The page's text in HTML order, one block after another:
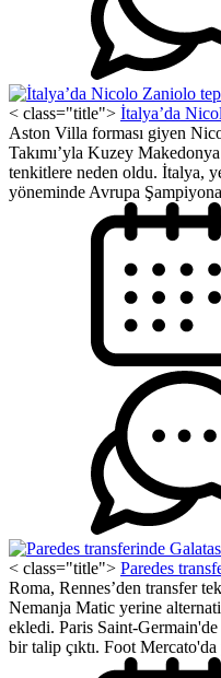
< class="title"> İtalya’da
Aston Villa forması giyen
Takımı’yla Kuzey
tenkitlere neden oldu. İtalya,
yöneminde Avrupa
< class="title"> Paredes
Roma, Rennes’den transfer
Nemanja Matic yerine
ekledi. Paris Saint-
bir talip çıktı. Foot